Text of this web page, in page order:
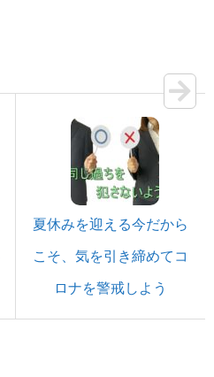
夏休みを迎える今だから
こそ、気を引き締めてコ
ロナを警戒しよう